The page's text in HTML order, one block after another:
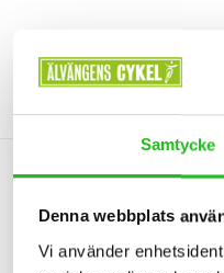
Samtycke
Denna webbplats
Vi använder